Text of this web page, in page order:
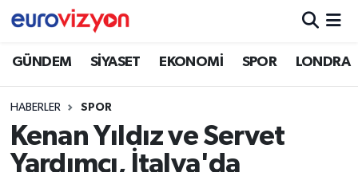
GÜNDEM SİYASET EKONOMİ SPOR LONDRA
HABERLER SPOR
Kenan Yıldız ve Servet
Yardımcı, İtalya'da